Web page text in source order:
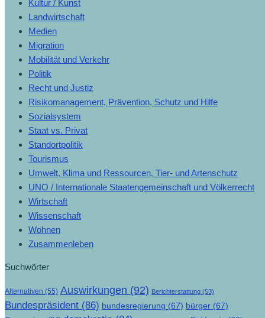
Kultur / Kunst
Landwirtschaft
Medien
Migration
Mobilität und Verkehr
Politik
Recht und Justiz
Risikomanagement, Prävention, Schutz und Hilfe
Sozialsystem
Staat vs. Privat
Standortpolitik
Tourismus
Umwelt, Klima und Ressourcen, Tier- und Artenschutz
UNO / Internationale Staatengemeinschaft und Völkerrecht
Wirtschaft
Wissenschaft
Wohnen
Zusammenleben
Suchwörter
Alternativen (55) Auswirkungen (92) Berichterstattung (53)
Bundespräsident (86) bundesregierung (67) bürger (67)